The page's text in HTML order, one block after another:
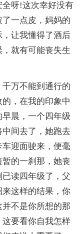
呀!这次幸好没有
一点皮，妈妈的
让我懂得了酒后
就有可能丧失生
万不能到通行的
，在我的印象中
晨，一个四年级
间去了，她跑去
迎面驶来，便毫
的一刹那，她丧
读四年级了，父
这样的结果，你
不是你所想的那
要看你自我怎样